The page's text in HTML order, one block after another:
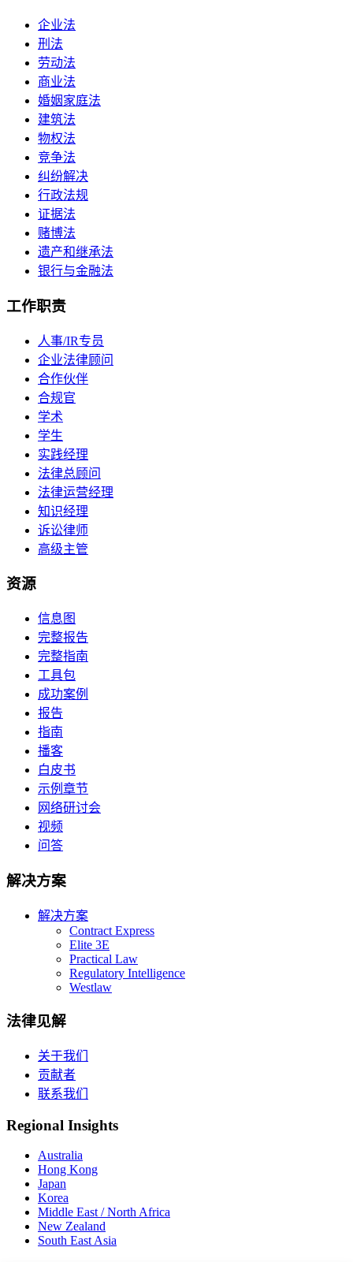
企业法
刑法
劳动法
商业法
婚姻家庭法
建筑法
物权法
竞争法
纠纷解决
行政法规
证据法
赌博法
遗产和继承法
银行与金融法
工作职责
人事/IR专员
企业法律顾问
合作伙伴
合规官
学术
学生
实践经理
法律总顾问
法律运营经理
知识经理
诉讼律师
高级主管
资源
信息图
完整报告
完整指南
工具包
成功案例
报告
指南
播客
白皮书
示例章节
网络研讨会
视频
问答
解决方案
解决方案
Contract Express
Elite 3E
Practical Law
Regulatory Intelligence
Westlaw
法律见解
关于我们
贡献者
联系我们
Regional Insights
Australia
Hong Kong
Japan
Korea
Middle East / North Africa
New Zealand
South East Asia